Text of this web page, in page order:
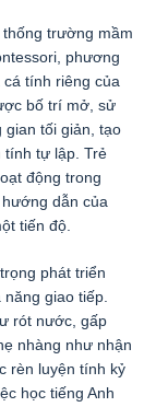
trường mầm
phương
tính riêng của
bố trí mở, sử
gian tối giản, tạo
tính tự lập. Trẻ
động trong
dẫn của
tiến độ.
phát triển
giao tiếp.
rót nước, gấp
nhàng như nhận
rèn luyện tính kỷ
học tiếng Anh